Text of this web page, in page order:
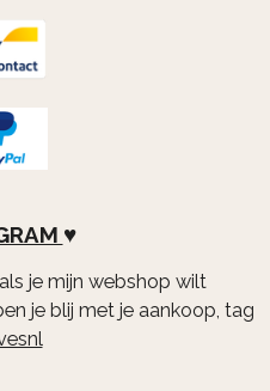
♥
je mijn webshop wilt
je blij met je aankoop, tag